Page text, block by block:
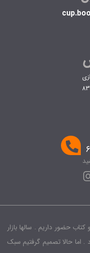
نشر و کتاب حضور داریم . سالها بازار
اما حالا تصمیم گرفتیم سبک